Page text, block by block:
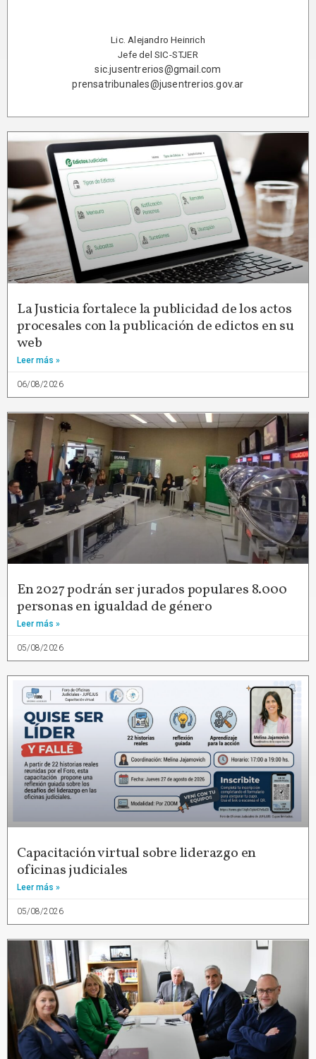
Lic. Alejandro Heinrich
Jefe del SIC-STJER
sic.jusentrerios@gmail.com
prensatribunales@jusentrerios.gov.ar
La Justicia fortalece la publicidad de los actos
procesales con la publicación de edictos en su
web
Leer más »
06/08/2026
En 2027 podrán ser jurados populares 8.000
personas en igualdad de género
Leer más »
05/08/2026
Capacitación virtual sobre liderazgo en
oficinas judiciales
Leer más »
05/08/2026